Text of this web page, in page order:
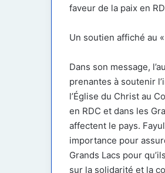
faveur de la paix en
Un soutien affiché au
Dans son message,
prenantes à soutenir
l’Église du Christ au
en RDC et dans les
affectent le pays.
importance pour
Grands Lacs pour
sur la solidarité et la